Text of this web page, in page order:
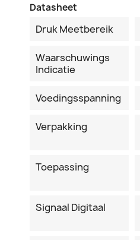
Datasheet
Druk Meetbereik
Waarschuwings
Indicatie
Voedingsspanning
Verpakking
Toepassing
Signaal Digitaal